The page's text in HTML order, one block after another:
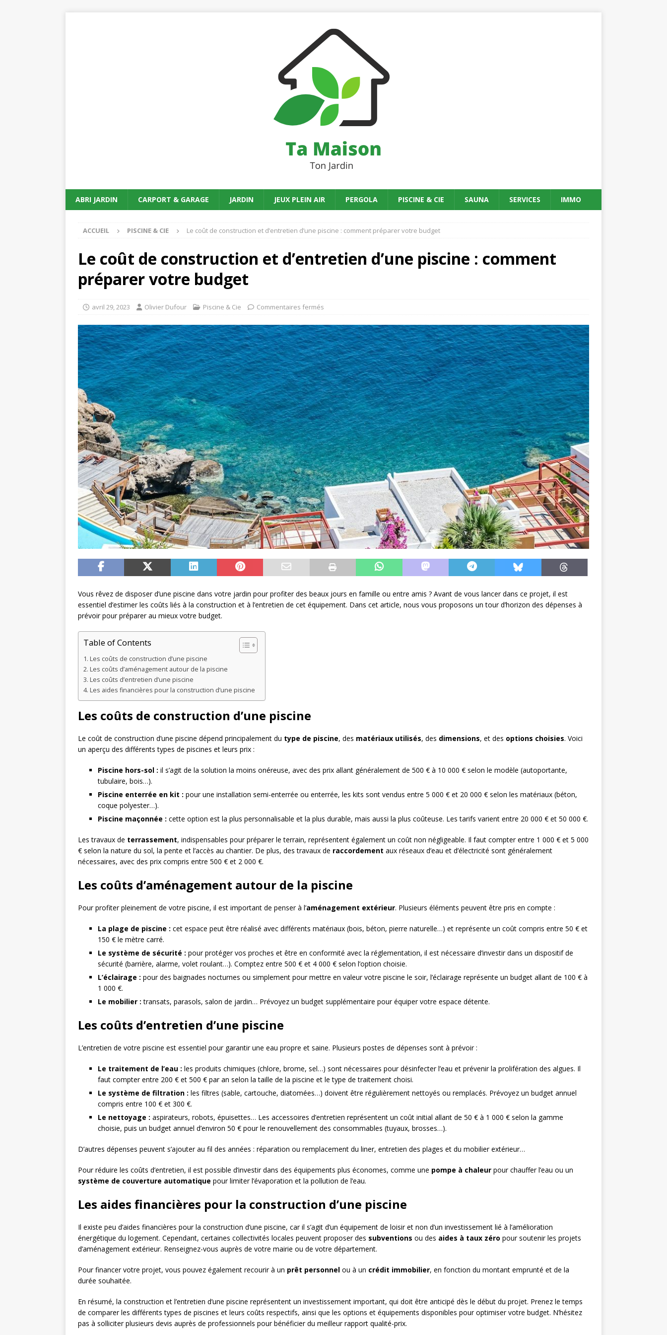
ABRI JARDIN CARPORT & GARAGE JARDIN JEUX PLEIN AIR PERGOLA PISCINE & CIE SAUNA SERVICES IMMO
ACCUEIL PISCINE & CIE Le coût de construction et d’entretien d’une piscine : comment préparer votre budget
Le coût de construction et d’entretien d’une piscine : comment
préparer votre budget
avril 29, 2023 Olivier Dufour Piscine & Cie Commentaires fermés
Vous rêvez de disposer d’une piscine dans votre jardin pour profiter des beaux jours en famille ou entre amis ? Avant de vous lancer dans ce projet, il est
essentiel d’estimer les coûts liés à la construction et à l’entretien de cet équipement. Dans cet article, nous vous proposons un tour d’horizon des dépenses à
prévoir pour préparer au mieux votre budget.
Table of Contents
Les coûts de construction d’une piscine
Les coûts d’aménagement autour de la piscine
Les coûts d’entretien d’une piscine
Les aides financières pour la construction d’une piscine
Les coûts de construction d’une piscine
Le coût de construction d’une piscine dépend principalement du type de piscine, des matériaux utilisés, des dimensions, et des options choisies. Voici
un aperçu des différents types de piscines et leurs prix :
Piscine hors-sol : il s’agit de la solution la moins onéreuse, avec des prix allant généralement de 500 € à 10 000 € selon le modèle (autoportante,
tubulaire, bois…).
Piscine enterrée en kit : pour une installation semi-enterrée ou enterrée, les kits sont vendus entre 5 000 € et 20 000 € selon les matériaux (béton,
coque polyester…).
Piscine maçonnée : cette option est la plus personnalisable et la plus durable, mais aussi la plus coûteuse. Les tarifs varient entre 20 000 € et 50 000 €.
Les travaux de terrassement, indispensables pour préparer le terrain, représentent également un coût non négligeable. Il faut compter entre 1 000 € et 5 000
€ selon la nature du sol, la pente et l’accès au chantier. De plus, des travaux de raccordement aux réseaux d’eau et d’électricité sont généralement
nécessaires, avec des prix compris entre 500 € et 2 000 €.
Les coûts d’aménagement autour de la piscine
Pour profiter pleinement de votre piscine, il est important de penser à l’aménagement extérieur. Plusieurs éléments peuvent être pris en compte :
La plage de piscine : cet espace peut être réalisé avec différents matériaux (bois, béton, pierre naturelle…) et représente un coût compris entre 50 € et
150 € le mètre carré.
Le système de sécurité : pour protéger vos proches et être en conformité avec la réglementation, il est nécessaire d’investir dans un dispositif de
sécurité (barrière, alarme, volet roulant…). Comptez entre 500 € et 4 000 € selon l’option choisie.
L’éclairage : pour des baignades nocturnes ou simplement pour mettre en valeur votre piscine le soir, l’éclairage représente un budget allant de 100 € à
1 000 €.
Le mobilier : transats, parasols, salon de jardin… Prévoyez un budget supplémentaire pour équiper votre espace détente.
Les coûts d’entretien d’une piscine
L’entretien de votre piscine est essentiel pour garantir une eau propre et saine. Plusieurs postes de dépenses sont à prévoir :
Le traitement de l’eau : les produits chimiques (chlore, brome, sel…) sont nécessaires pour désinfecter l’eau et prévenir la prolifération des algues. Il
faut compter entre 200 € et 500 € par an selon la taille de la piscine et le type de traitement choisi.
Le système de filtration : les filtres (sable, cartouche, diatomées…) doivent être régulièrement nettoyés ou remplacés. Prévoyez un budget annuel
compris entre 100 € et 300 €.
Le nettoyage : aspirateurs, robots, épuisettes… Les accessoires d’entretien représentent un coût initial allant de 50 € à 1 000 € selon la gamme
choisie, puis un budget annuel d’environ 50 € pour le renouvellement des consommables (tuyaux, brosses…).
D’autres dépenses peuvent s’ajouter au fil des années : réparation ou remplacement du liner, entretien des plages et du mobilier extérieur…
Pour réduire les coûts d’entretien, il est possible d’investir dans des équipements plus économes, comme une pompe à chaleur pour chauffer l’eau ou un
système de couverture automatique pour limiter l’évaporation et la pollution de l’eau.
Les aides financières pour la construction d’une piscine
Il existe peu d’aides financières pour la construction d’une piscine, car il s’agit d’un équipement de loisir et non d’un investissement lié à l’amélioration
énergétique du logement. Cependant, certaines collectivités locales peuvent proposer des subventions ou des aides à taux zéro pour soutenir les projets
d’aménagement extérieur. Renseignez-vous auprès de votre mairie ou de votre département.
Pour financer votre projet, vous pouvez également recourir à un prêt personnel ou à un crédit immobilier, en fonction du montant emprunté et de la
durée souhaitée.
En résumé, la construction et l’entretien d’une piscine représentent un investissement important, qui doit être anticipé dès le début du projet. Prenez le temps
de comparer les différents types de piscines et leurs coûts respectifs, ainsi que les options et équipements disponibles pour optimiser votre budget. N’hésitez
pas à solliciter plusieurs devis auprès de professionnels pour bénéficier du meilleur rapport qualité-prix.